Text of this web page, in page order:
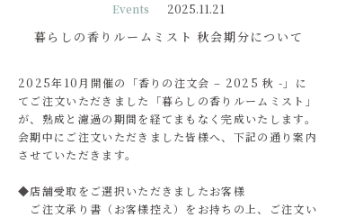
Events 2025.11.21
暮らしの香りルームミスト 秋会期分について
2025年10月開催の「香りの注文会 – 2025 秋 -」に
てご注文いただきました「暮らしの香りルームミスト」
が、熟成と濾過の期間を経てまもなく完成いたします。
会期中にご注文いただきました皆様へ、下記の通り案内
させていただきます。
◆店舗受取をご選択いただきましたお客様
ご注文承り書（お客様控え）をお持ちの上、ご注文い